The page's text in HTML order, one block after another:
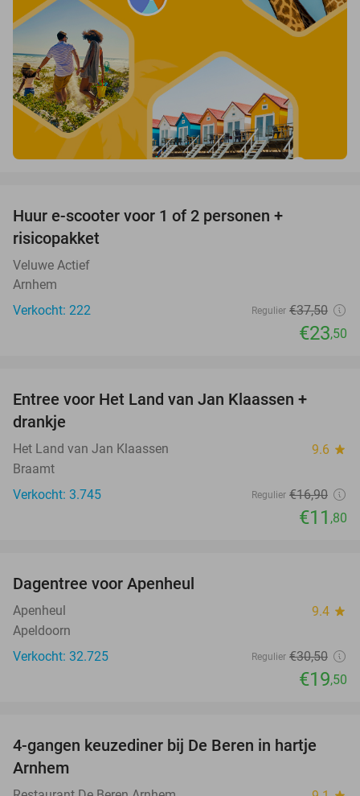
Huur e-scooter voor 1 of 2 personen +
risicopakket
Veluwe Actief
Arnhem
Verkocht: 222
Regulier €37,50
€23,50
Entree voor Het Land van Jan Klaassen +
drankje
Het Land van Jan Klaassen 9.6 star
Braamt
Verkocht: 3.745
Regulier €16,90
€11 ,80
Dagentree voor Apenheul
Apenheul 9.4 star
Apeldoorn
Verkocht: 32.725
Regulier €30,50
€19,50
46%
4-gangen keuzediner bij De Beren in hartje
Arnhem